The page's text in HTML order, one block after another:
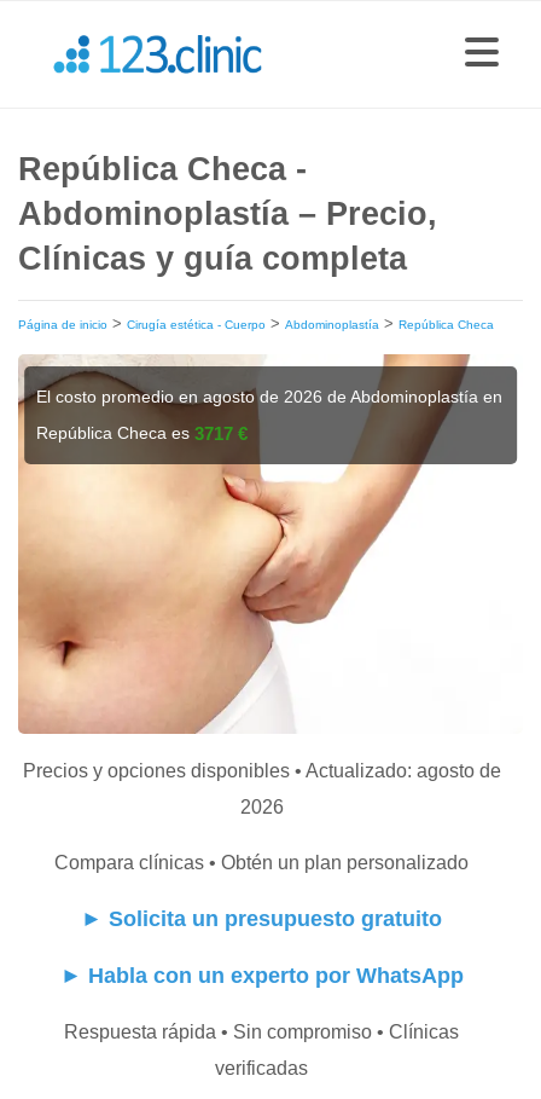
República Checa -
Abdominoplastía – Precio,
Clínicas y guía completa
Página de inicio > Cirugía estética - Cuerpo > Abdominoplastía > República Checa
El costo promedio en agosto de 2026 de Abdominoplastía en
República Checa es3717 €
Precios y opciones disponibles • Actualizado: agosto de
2026
Compara clínicas • Obtén un plan personalizado
► Solicita un presupuesto gratuito
► Habla con un experto por WhatsApp
Respuesta rápida • Sin compromiso • Clínicas
verificadas